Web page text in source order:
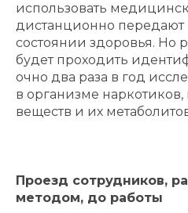
использовать
дистанционно
состоянии здоровья. Но
будет проходить
очно два раза в год
в организме
веществ и их
Проезд сотрудников,
методом, до работы